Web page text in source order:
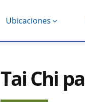
Ubicaciones
Tai Chi